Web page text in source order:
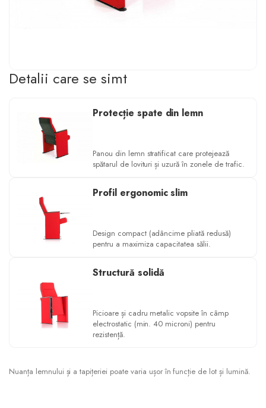
Detalii care se simt
Protecție spate din lemn
Panou din lemn stratificat care protejează
spătarul de lovituri și uzură în zonele de trafic.
Profil ergonomic slim
Design compact (adâncime pliată redusă)
pentru a maximiza capacitatea sălii.
Structură solidă
Picioare și cadru metalic vopsite în câmp
electrostatic (min. 40 microni) pentru
rezistență.
Nuanța lemnului și a tapițeriei poate varia ușor în funcție de lot și lumină.